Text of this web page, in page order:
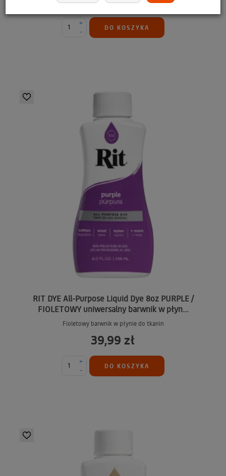
-
+
DO KOSZYKA
RIT DYE All-Purpose Liquid Dye 8oz PURPLE /
FIOLETOWY uniwersalny barwnik w płyn...
Fioletowy barwnik w płynie do tkanin
39,99 zł
-
+
DO KOSZYKA